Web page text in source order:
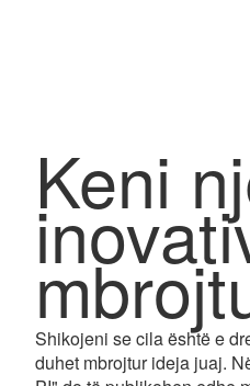
Keni
Shikojeni se cila është e
duhet mbrojtur ideja juaj.